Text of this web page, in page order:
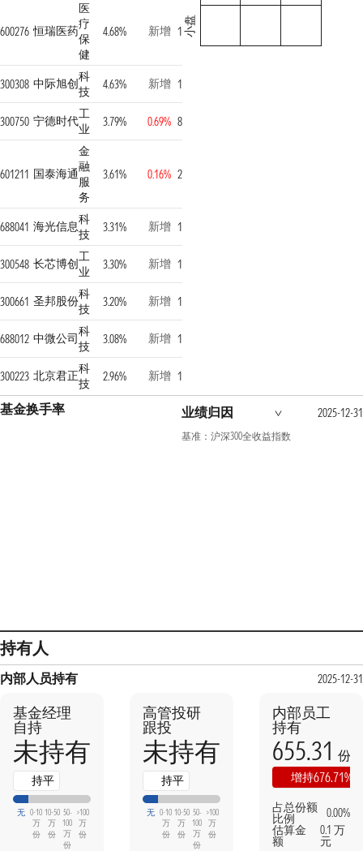
600276 恒瑞医药
医
疗
保
健
4.68% 新增 1
300308 中际旭创科
技
4.63% 新增 1
300750 宁德时代工
业
3.79% 0.69% 8
601211 国泰海通
金
融
服
务
3.61% 0.16% 2
688041 海光信息科
技
3.31% 新增 1
300548 长芯博创工
业
3.30% 新增 1
300661 圣邦股份科
技
3.20% 新增 1
688012 中微公司科
技
3.08% 新增 1
300223 北京君正科
技
2.96% 新增 1
小盘
基金换手率 业绩归因 2025-12-31
基准：沪深300全收益指数
持有人
内部人员持有 2025-12-31
基金经理
自持
未持有
持平
无 0-10
万
份
10-50
万
份
50-
100
万
份
>100
万
份
高管投研
跟投
未持有
持平
无 0-10
万
份
10-50
万
份
50-
100
万
份
>100
万
份
内部员工
持有
655.31 份
增持676.71%
占总份额
比例
0.00%
估算金
额
0.1 万
元